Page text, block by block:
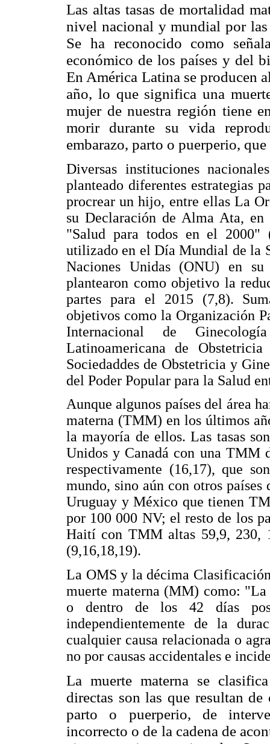
Las altas tasas de mortalidad
nivel nacional y mundial por las
Se ha reconocido como
económico de los países y del
En América Latina se producen
año, lo que significa una
mujer de nuestra región tiene
morir durante su vida
embarazo, parto o puerperio,
Diversas instituciones
planteado diferentes estrategias
procrear un hijo, entre ellas La
su Declaración de Alma Ata,
"Salud para todos en el
utilizado en el Día Mundial de la
Naciones Unidas (ONU) en
plantearon como objetivo la
partes para el 2015 (7,8).
objetivos como la Organización
Internacional de
Latinoamericana de
Sociedaddes de Obstetricia y
del Poder Popular para la Salud
Aunque algunos países del área
materna (TMM) en los últimos
la mayoría de ellos. Las tasas
Unidos y Canadá con una TMM
respectivamente (16,17), que
mundo, sino aún con otros
Uruguay y México que tienen
por 100 000 NV; el resto de los
Haití con TMM altas 59,9, 230,
(9,16,18,19).
La OMS y la décima
muerte materna (MM) como: "La
o dentro de los 42 días
independientemente de la
cualquier causa relacionada o
no por causas accidentales e
La muerte materna se
directas son las que resultan
parto o puerperio, de
incorrecto o de la cadena de